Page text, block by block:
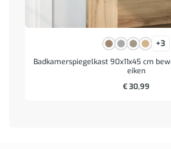
+3
Badkamerspiegelkast 90x11x45 cm
eiken
€30,99